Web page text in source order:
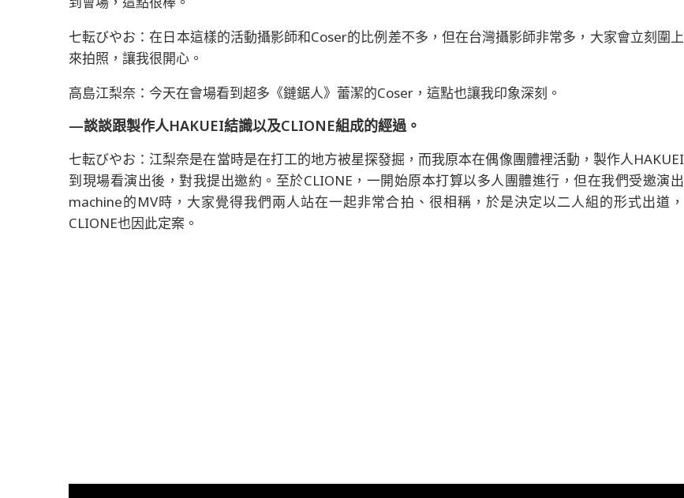
七転びやお：在日本這樣的活動攝影師和Coser的比例差不多，但在台灣攝影師非常多，大家會立刻圍上
來拍照，讓我很開心。
高島江梨奈：今天在會場看到超多《鏈鋸人》蕾潔的Coser，這點也讓我印象深刻。
—談談跟製作人HAKUEI結識以及CLIONE組成的經過。
七転びやお：江梨奈是在當時是在打工的地方被星探發掘，而我原本在偶像團體裡活動，製作人HAKUEI
到現場看演出後，對我提出邀約。至於CLIONE，一開始原本打算以多人團體進行，但在我們受邀演出
machine的MV時，大家覺得我們兩人站在一起非常合拍、很相稱，於是決定以二人組的形式出道，
CLIONE也因此定案。